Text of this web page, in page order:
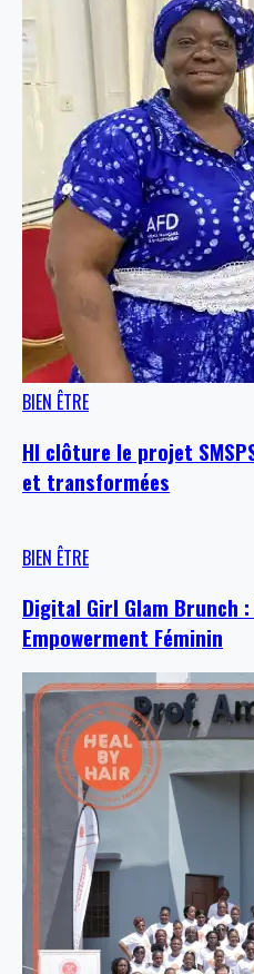
BIEN ÊTRE
HI clôture le projet
et transformées
BIEN ÊTRE
Digital Girl Glam Brunch
Empowerment Féminin